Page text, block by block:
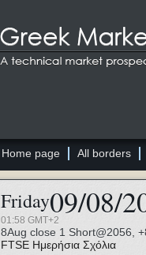
Home page All borders
Friday09/08/
01:58 GMT+2
8Aug close 1 Short@2056,
FTSE Ημερήσια Σχόλια